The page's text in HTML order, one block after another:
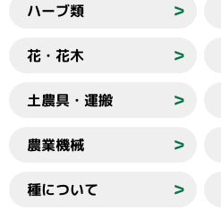
ハーブ類 ＞
花・花木 ＞
土農具・運搬 ＞
農業機械 ＞
種について ＞